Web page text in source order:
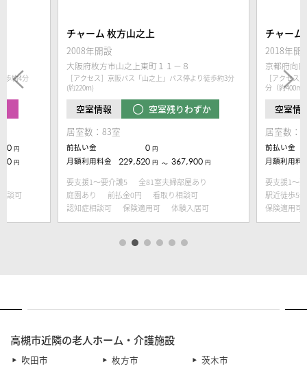
歩約4分
円
円
談可
チャーム 枚方山之上
2008年開設
大阪府枚方市山之上東町１１－８
［アクセス］京阪バス「山之上」バス停より徒歩約3分
(約220m)
空室情報
空室残りわずか
居室数：83室
前払い金 0 円
月額利用料金 229,520 円 〜 367,900 円
要支援1～要介護5
全81室夫婦部屋あり
庭園あり
前払金0円
看取り相談可
認知症相談可
保険適用可 体験入居可
チャーム
2018年開
京都府向
［アクセス
分（約400m
空室情
居室数：
前払い金
月額利用料
要支援1～
駅近徒歩5分
保険適用可
高槻市近隣の老人ホーム・介護施設
吹田市 枚方市
茨木市